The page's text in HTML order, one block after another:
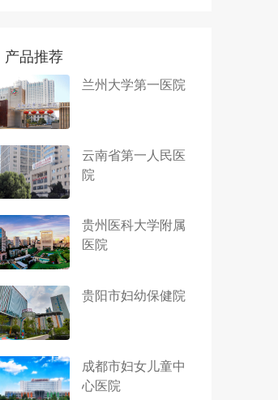
产品推荐
兰州大学第一医院
云南省第一人民医
院
贵州医科大学附属
医院
贵阳市妇幼保健院
成都市妇女儿童中
心医院